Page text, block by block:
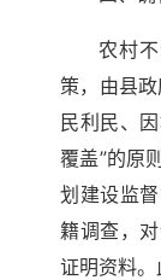
农村
策，由县
民利民、
覆盖”的原
划建设监
籍调查，
证明资料。